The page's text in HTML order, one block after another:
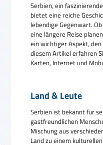
Serbien, ein
bietet eine reiche
lebendige Gegenwart.
eine längere Reise
ein wichtiger Aspekt,
diesem Artikel erfahren
Karten, Internet und
Land & Leute
Serbien ist bekannt für
gastfreundlichen
Mischung aus
Land zu einem